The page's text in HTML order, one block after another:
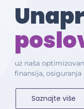
uz naša
finansija,
Saznajte više